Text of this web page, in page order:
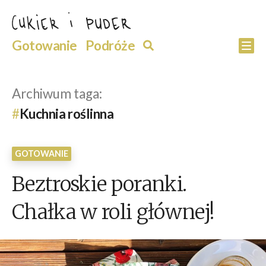
do
treści
Szukaj
Gotowanie Podróże Szukaj
Archiwum taga:
Kuchnia roślinna
GOTOWANIE
Beztroskie poranki.
Chałka w roli głównej!